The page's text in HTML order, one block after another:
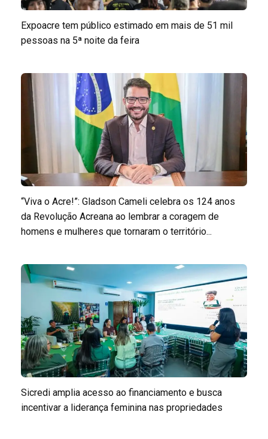
Expoacre tem público estimado em mais de 51 mil
pessoas na 5ª noite da feira
“Viva o Acre!”: Gladson Cameli celebra os 124 anos
da Revolução Acreana ao lembrar a coragem de
homens e mulheres que tornaram o território...
Sicredi amplia acesso ao financiamento e busca
incentivar a liderança feminina nas propriedades